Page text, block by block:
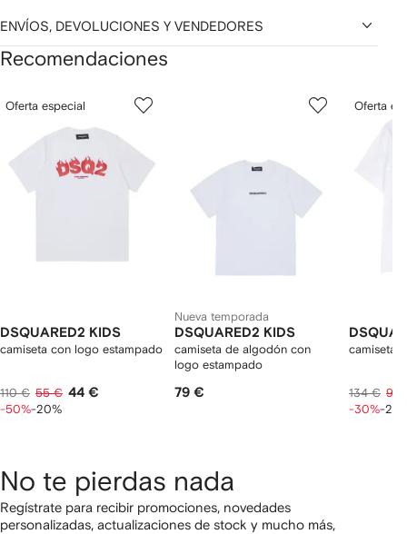
ENVÍOS, DEVOLUCIONES Y VENDEDORES
Recomendaciones
deOferta especial
DSQUARED2 KIDS
camiseta con logo estampado
110 € 55 € 44 €
-50%-20%
Nueva temporada
DSQUARED2 KIDS
camiseta de algodón con
logo estampado
79 €
de
Oferta
camiseta
134 € 94
-30%-
No te pierdas nada
Regístrate para recibir promociones, novedades
personalizadas, actualizaciones de stock y mucho más,